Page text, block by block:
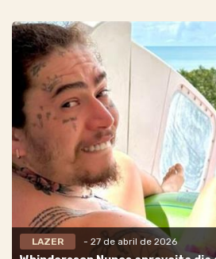
LAZER - 27 de abril de 2026